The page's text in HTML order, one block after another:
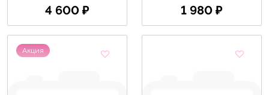
4 600 ₽ 1 980 ₽
Акция